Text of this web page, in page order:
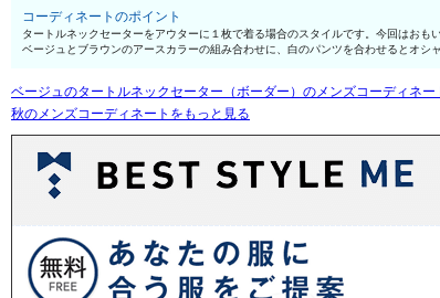
コーディネートのポイント
タートルネックセーターをアウターに１枚で着る場合のスタイルです。今回はおも
ベージュとブラウンのアースカラーの組み合わせに、白のパンツを合わせるとオシ
ベージュのタートルネックセーター（ボーダー）のメンズコーディネ
秋のメンズコーディネートをもっと見る